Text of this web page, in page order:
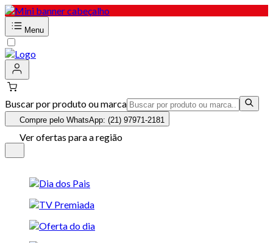
Menu
Buscar por produto ou marca
Compre pelo WhatsApp: (21) 97971-2181
Ver ofertas para a região